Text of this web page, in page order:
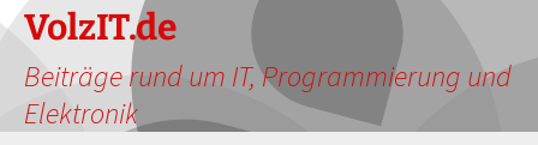
Zum
Inhalt
springen
VolzIT.de
Beiträge rund um IT, Programmierung und
Elektronik